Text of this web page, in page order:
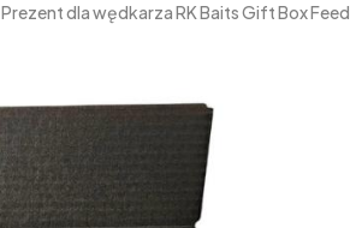
Prezent dla wędkarza RK Baits Gift Box